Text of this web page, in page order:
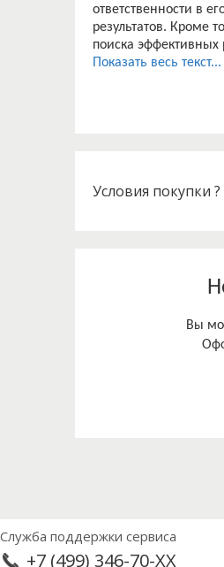
Показать весь текст...
Условия покупки ?
Вы
Служба поддержки сервиса
+7 (499) 346-70-XX